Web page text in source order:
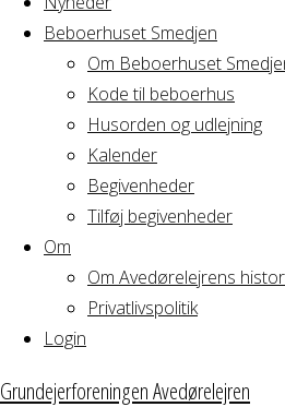
Beboerhuset Smedjen
Om Beboerhuset
Kode til beboerhus
Husorden og udlejning
Kalender
Begivenheder
Tilføj begivenheder
Om
Om Avedørelejrens
Privatlivspolitik
Login
Grundejerforeningen Avedørelejren
okt
2016